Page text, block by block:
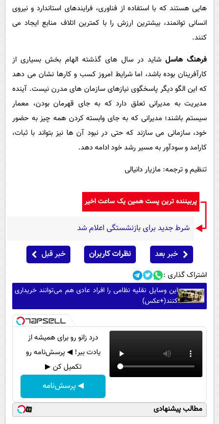
هایی هستند که با استفاده از فناوری، فرایندهای استاندارد و نیروی
انسانی توانمند، بیشترین ارزش را با کمترین اتلاف منابع ایجاد می
کنند.
فرهنگ هاسل شاید در سال های گذشته الهام بخش بسیاری از
کارآفرینان بوده باشد، اما شرایط امروز کسب و کارها نشان می دهد
که این الگو دیگر پاسخگوی نیازهای سازمان های مدرن نیست. آینده
مدیریت به مدیرانی تعلق دارد که به جای قهرمان بودن، معمار
سیستم باشند؛ مدیرانی که به جای وابسته کردن همه چیز به حضور
خود، سازمانی می سازند که حتی در نبود آن ها نیز بتواند با ثبات،
کارامد و سودآور به مسیر رشد خود ادامه دهد.
تنظیم و ترجمه: مازیار دانیالی
پربیننده ترین پست همین یک ساعت اخیر
شرط جدید برای بازنشستگی اعلام شد
خبر بعد نظرات کاربران خبر قبل
اشتراک گذاری :
این وسایل نقلیه نظامی را افراد عادی هم می‌توانند خریداری
کنند(+عکس)
درد زانو رو برای همیشه از
یادت ببر! ◀ پرسش‌نامه رو
تکمیل کن ▶
◀ پرسش‌نامه
مطالب پیشنهادی